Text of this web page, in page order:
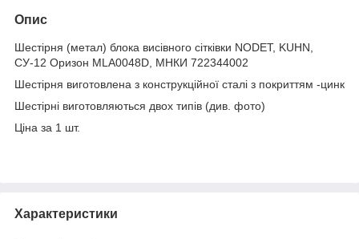
Опис
Шестірня (метал) блока висівного сітківки NODET, KUHN,
СУ-12 Оризон MLA0048D, МНКИ 722344002
Шестірня виготовлена з конструкційної сталі з покриттям -цинк
Шестірні виготовляються двох типів (див. фото)
Ціна за 1 шт.
Характеристики